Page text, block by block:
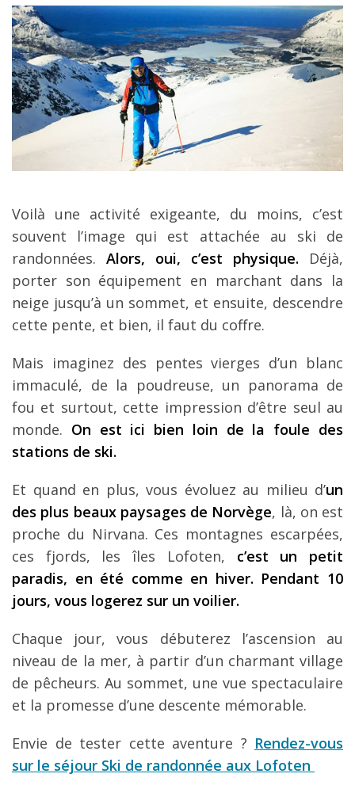
Voilà une activité exigeante, du moins, c’est
souvent l’image qui est attachée au ski de
randonnées. Alors, oui, c’est physique. Déjà,
porter son équipement en marchant dans la
neige jusqu’à un sommet, et ensuite, descendre
cette pente, et bien, il faut du coffre.
Mais imaginez des pentes vierges d’un blanc
immaculé, de la poudreuse, un panorama de
fou et surtout, cette impression d’être seul au
monde. On est ici bien loin de la foule des
stations de ski.
Et quand en plus, vous évoluez au milieu d’un
des plus beaux paysages de Norvège, là, on est
proche du Nirvana. Ces montagnes escarpées,
ces fjords, les îles Lofoten, c’est un petit
paradis, en été comme en hiver. Pendant 10
jours, vous logerez sur un voilier.
Chaque jour, vous débuterez l’ascension au
niveau de la mer, à partir d’un charmant village
de pêcheurs. Au sommet, une vue spectaculaire
et la promesse d’une descente mémorable.
Envie de tester cette aventure ? Rendez-vous
sur le séjour Ski de randonnée aux Lofoten